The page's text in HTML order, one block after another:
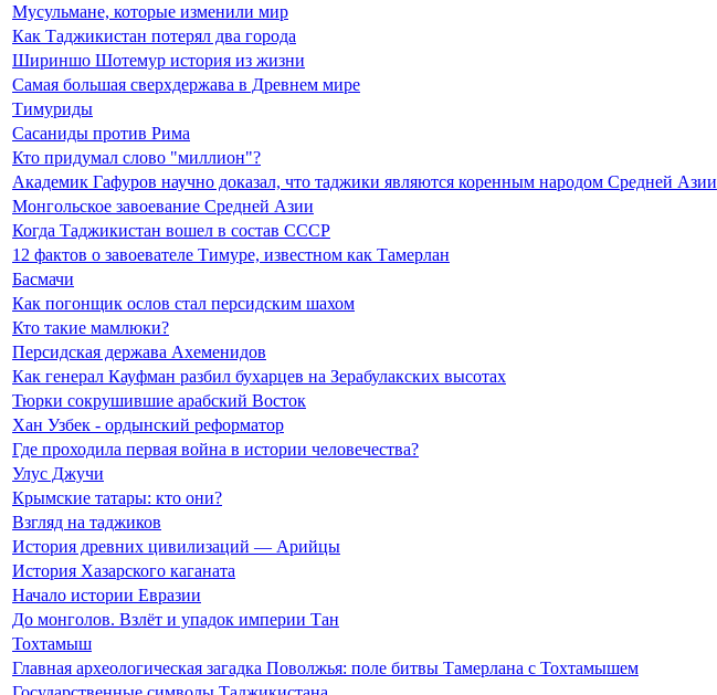
Мусульмане, которые изменили мир
Как Таджикистан потерял два города
Шириншо Шотемур история из жизни
Самая большая сверхдержава в Древнем мире
Тимуриды
Сасаниды против Рима
Кто придумал слово "миллион"?
Академик Гафуров научно доказал, что таджики являются коренным народом Средней Азии
Монгольское завоевание Средней Азии
Когда Таджикистан вошел в состав СССР
12 фактов о завоевателе Тимуре, известном как Тамерлан
Басмачи
Как погонщик ослов стал персидским шахом
Кто такие мамлюки?
Персидская держава Ахеменидов
Как генерал Кауфман разбил бухарцев на Зерабулакских высотах
Тюрки сокрушившие арабский Восток
Хан Узбек - ордынский реформатор
Где проходила первая война в истории человечества?
Улус Джучи
Крымские татары: кто они?
Взгляд на таджиков
История древних цивилизаций — Арийцы
История Хазарского каганата
Начало истории Евразии
До монголов. Взлёт и упадок империи Тан
Тохтамыш
Главная археологическая загадка Поволжья: поле битвы Тамерлана с Тохтамышем